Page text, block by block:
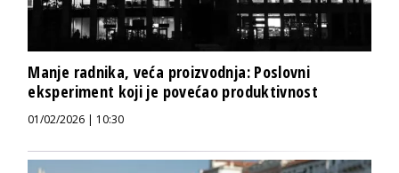
Manje radnika, veća proizvodnja: Poslovni
eksperiment koji je povećao produktivnost
01/02/2026 | 10:30